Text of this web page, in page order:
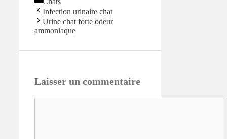
Infection urinaire chat
Urine chat forte odeur
ammoniaque
Laisser un commentaire